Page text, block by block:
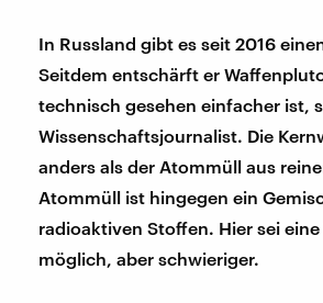
In Russland gibt es seit 2016
Seitdem entschärft er
technisch gesehen einfacher ist,
Wissenschaftsjournalist. Die
anders als der Atommüll aus
Atommüll ist hingegen ein
radioaktiven Stoffen. Hier sei
möglich, aber schwieriger.